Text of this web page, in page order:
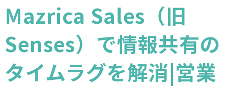
Mazrica Sales（旧
Senses）で情報共有の
タイムラグを解消|営業